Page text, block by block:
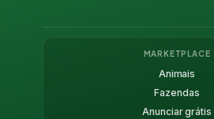
MARKETPLACE
Animais
Fazendas
Anunciar grátis